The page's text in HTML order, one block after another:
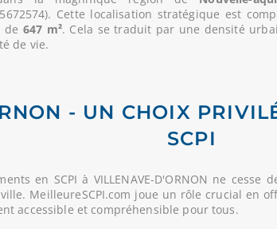
Cette localisation stratégique est
de 647 m². Cela se traduit par une densité
de vie.
- UN CHOIX
SCPI
en SCPI à VILLENAVE-D'ORNON ne
MeilleureSCPI.com joue un rôle crucial en
accessible et compréhensible pour tous.